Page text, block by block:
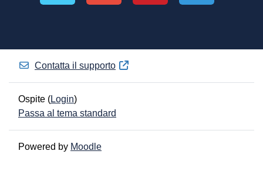
Contatta il supporto
Ospite (Login)
Passa al tema standard
Powered by Moodle